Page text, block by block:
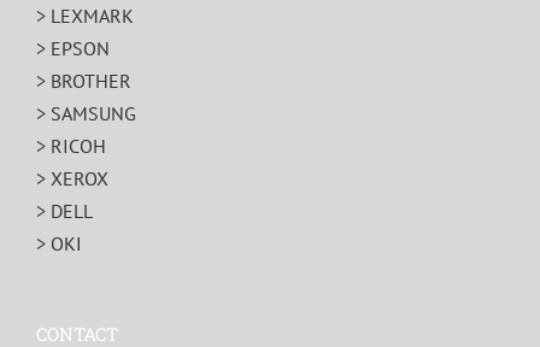
> LEXMARK
> EPSON
> BROTHER
> SAMSUNG
> RICOH
> XEROX
> DELL
> OKI
CONTACT